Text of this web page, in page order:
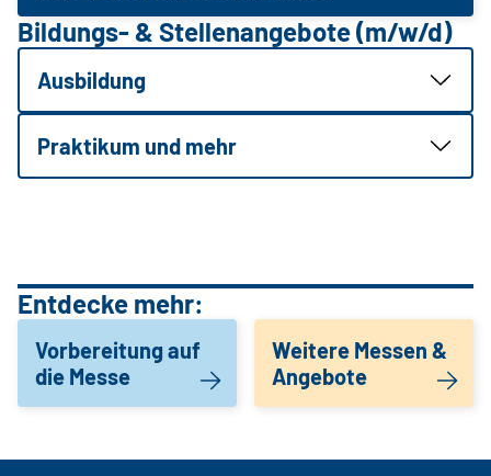
Bildungs- & Stellenangebote (m/w/d)
Ausbildung
Praktikum und mehr
Entdecke mehr:
Vorbereitung auf
die Messe
Weitere Messen &
Angebote